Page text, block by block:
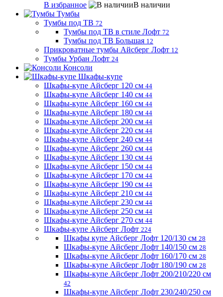
В избранное
В наличии
Тумбы
Тумбы под ТВ 72
Тумбы под ТВ в стиле Лофт 72
Тумбы под ТВ Большая 12
Прикроватные тумбы Айсберг Лофт 12
Тумбы Урбан Лофт 24
Консоли
Шкафы-купе
Шкафы-купе Айсберг 120 см 44
Шкафы-купе Айсберг 140 см 44
Шкафы-купе Айсберг 160 см 44
Шкафы-купе Айсберг 180 см 44
Шкафы-купе Айсберг 200 см 44
Шкафы-купе Айсберг 220 см 44
Шкафы-купе Айсберг 240 см 44
Шкафы-купе Айсберг 260 см 44
Шкафы-купе Айсберг 130 см 44
Шкафы-купе Айсберг 150 см 44
Шкафы-купе Айсберг 170 см 44
Шкафы-купе Айсберг 190 см 44
Шкафы-купе Айсберг 210 см 44
Шкафы-купе Айсберг 230 см 44
Шкафы-купе Айсберг 250 см 44
Шкафы-купе Айсберг 270 см 44
Шкафы-купе Айсберг Лофт 224
Шкафы купе Айсберг Лофт 120/130 см 28
Шкафы-купе Айсберг Лофт 140/150 см 28
Шкафы-купе Айсберг Лофт 160/170 см 28
Шкафы-купе Айсберг Лофт 180/190 см 28
Шкафы-купе Айсберг Лофт 200/210/220 см
42
Шкафы-купе Айсберг Лофт 230/240/250 см